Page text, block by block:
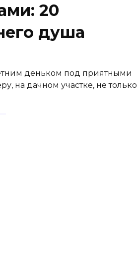
20
душа
деньком под приятными
на дачном участке, не только